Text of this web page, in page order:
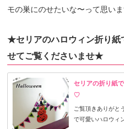
モの巣にのせたいな〜って思い
★セリアのハロウィン折り紙
せてご覧くださいませ★
セリアの折り紙
♡
ご覧頂きありがとうご
で可愛いハロウィ